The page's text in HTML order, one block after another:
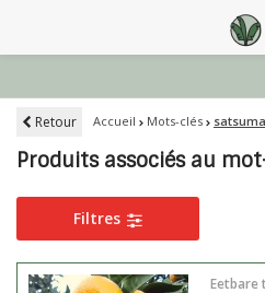
Retour Accueil Mots-clés satsuma
Produits associés au
Filtres
Eetbare